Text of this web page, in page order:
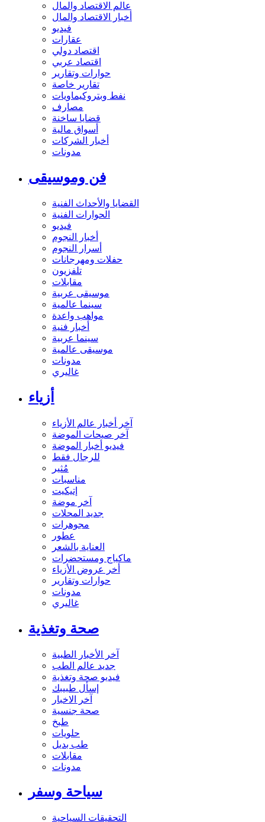
عالم الاقتصاد والمال
أخبار الاقتصاد والمال
فيديو
عقارات
اقتصاد دولي
اقتصاد عربي
حوارات وتقارير
تقارير خاصة
نفط وبتروكيماويات
مصارف
قضايا ساخنة
أسواق مالية
أخبار الشركات
مدونات
فن وموسيقى
القضايا والأحداث الفنية
الحوارات الفنية
فيديو
أخبار النجوم
أسرار النجوم
حفلات ومهرجانات
تلفزيون
مقابلات
موسيقى عربية
سينما عالمية
مواهب واعدة
أخبار فنية
سينما عربية
موسيقى عالمية
مدونات
غاليري
أزياء
آخر أخبار عالم الأزياء
آخر صيحات الموضة
فيديو أخبار الموضة
للرجال فقط
مُثير
مناسبات
إتيكيت
آخر موضة
جديد المحلات
مجوهرات
عطور
العناية بالشعر
ماكياج ومستحضرات
أخر عروض الأزياء
حوارات وتقارير
مدونات
غاليري
صحة وتغذية
آخر الأخبار الطبية
جديد عالم الطب
فيديو صحة وتغذية
إسأل طبيبك
آخر الاخبار
صحة جنسية
طبخ
حلويات
طب بديل
مقابلات
مدونات
سياحة وسفر
التحقيقات السياحية